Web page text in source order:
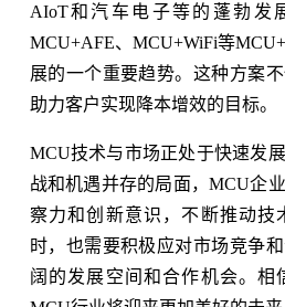
AIoT和汽车电子等的蓬勃发
MCU+AFE、MCU+WiFi等
展的一个重要趋势。这种方案
助力客户实现降本增效的目标。
MCU技术与市场正处于快速发
战和机遇并存的局面，MCU企
察力和创新意识，不断推动技
时，也需要积极应对市场竞争
阔的发展空间和合作机会。相